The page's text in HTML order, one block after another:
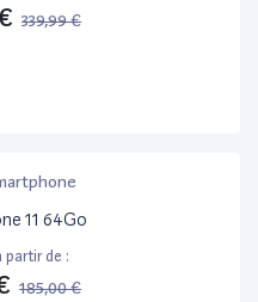
339,99 €
11 64Go
partir de :
185,00 €